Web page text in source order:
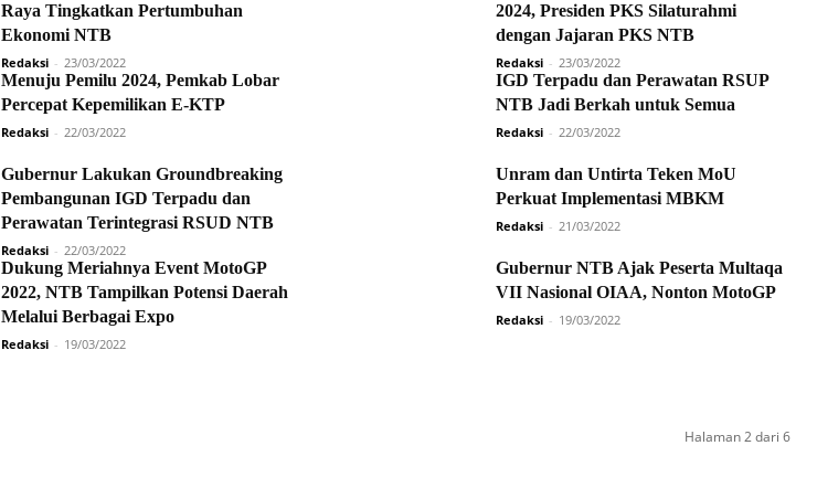
Raya Tingkatkan Pertumbuhan
Ekonomi NTB
Redaksi - 23/03/2022
2024, Presiden PKS Silaturahmi
dengan Jajaran PKS NTB
Redaksi - 23/03/2022
Menuju Pemilu 2024, Pemkab Lobar
Percepat Kepemilikan E-KTP
Redaksi - 22/03/2022
IGD Terpadu dan Perawatan RSUP
NTB Jadi Berkah untuk Semua
Redaksi - 22/03/2022
Gubernur Lakukan Groundbreaking
Pembangunan IGD Terpadu dan
Perawatan Terintegrasi RSUD NTB
Redaksi - 22/03/2022
Unram dan Untirta Teken MoU
Perkuat Implementasi MBKM
Redaksi - 21/03/2022
Dukung Meriahnya Event MotoGP
2022, NTB Tampilkan Potensi Daerah
Melalui Berbagai Expo
Redaksi - 19/03/2022
Gubernur NTB Ajak Peserta Multaqa
VII Nasional OIAA, Nonton MotoGP
Redaksi - 19/03/2022
Halaman 2 dari 6